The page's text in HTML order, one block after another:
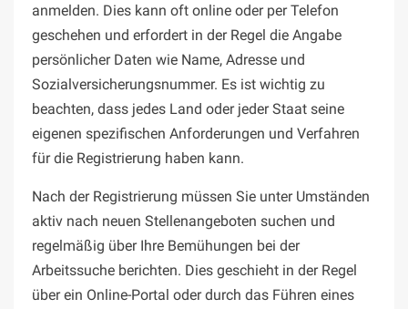
anmelden. Dies kann oft online oder per Telefon
geschehen und erfordert in der Regel die Angabe
persönlicher Daten wie Name, Adresse und
Sozialversicherungsnummer. Es ist wichtig zu
beachten, dass jedes Land oder jeder Staat seine
eigenen spezifischen Anforderungen und Verfahren
für die Registrierung haben kann.
Nach der Registrierung müssen Sie unter Umständen
aktiv nach neuen Stellenangeboten suchen und
regelmäßig über Ihre Bemühungen bei der
Arbeitssuche berichten. Dies geschieht in der Regel
über ein Online-Portal oder durch das Führen eines